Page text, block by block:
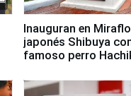
Inauguran en
japonés Shibuya
famoso perro